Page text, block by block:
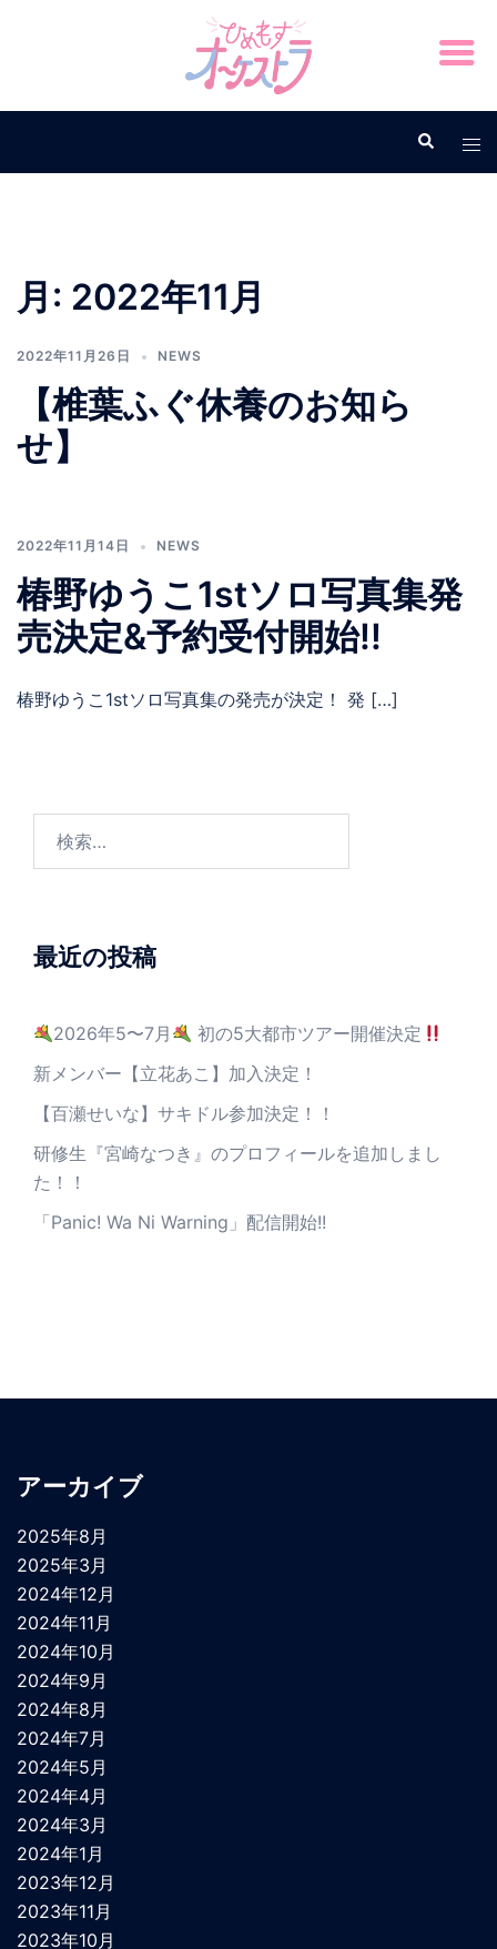
月: 2022年11月
2022年11月26日 NEWS
【椎葉ふぐ休養のお知ら
せ】
2022年11月14日 NEWS
椿野ゆうこ1stソロ写真集発
売決定&予約受付開始!!
椿野ゆうこ1stソロ写真集の発売が決定！ 発 […]
最近の投稿
2026年5〜7月
初の5大都市ツアー開催決定
新メンバー【立花あこ】加入決定！
【百瀬せいな】サキドル参加決定！！
研修生『宮崎なつき』のプロフィールを追加しまし
た！！
「Panic! Wa Ni Warning」配信開始!!
アーカイブ
2025年8月
2025年3月
2024年12月
2024年11月
2024年10月
2024年9月
2024年8月
2024年7月
2024年5月
2024年4月
2024年3月
2024年1月
2023年12月
2023年11月
2023年10月